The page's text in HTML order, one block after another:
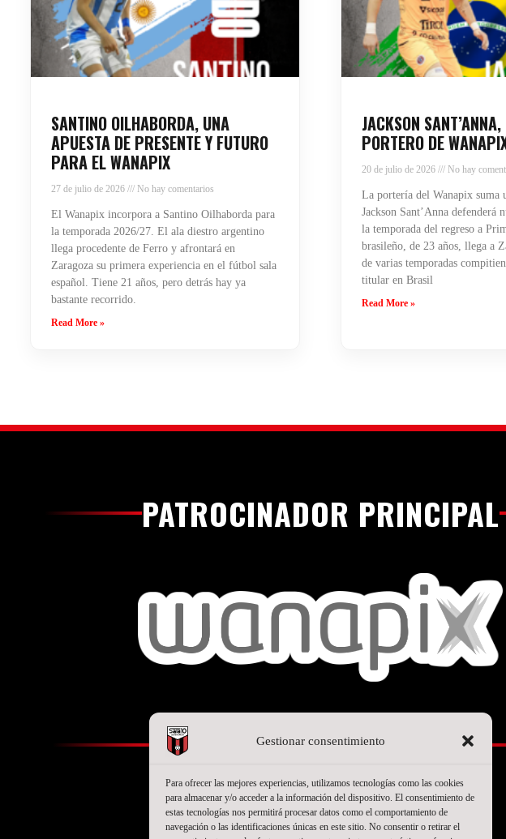
Gestionar consentimiento
Para ofrecer las mejores experiencias, utilizamos tecnologías como las cookies
para almacenar y/o acceder a la información del dispositivo. El consentimiento de
estas tecnologías nos permitirá procesar datos como el comportamiento de
navegación o las identificaciones únicas en este sitio. No consentir o retirar el
SANTINO OILHABORDA, UNA
APUESTA DE PRESENTE Y FUTURO
PARA EL WANAPIX
27 de julio de 2026 No hay comentarios
El Wanapix incorpora a Santino Oilhaborda para
la temporada 2026/27. El ala diestro argentino
llega procedente de Ferro y afrontará en
Zaragoza su primera experiencia en el fútbol sala
español. Tiene 21 años, pero detrás hay ya
bastante recorrido.
Read More »
JACKSON
PORTERO DE
20 de julio de 2026 No hay
La portería del Wanapix suma
Jackson Sant’Anna defenderá
la temporada del regreso a
brasileño, de 23 años, llega a
de varias temporadas
titular en Brasil
Read More »
PATROCINADOR PRINCIPAL
SEGUNDO PATROCINADOR